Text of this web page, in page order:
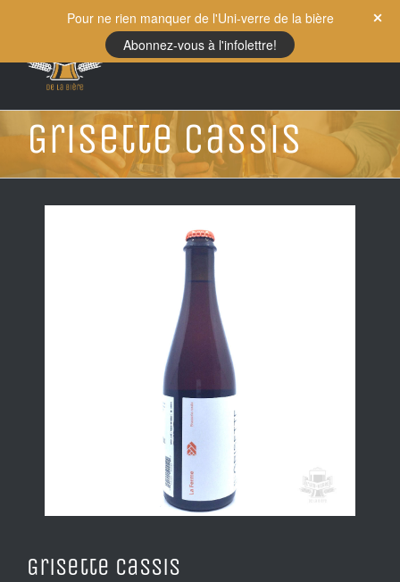
content
Grisette Cassis
Grisette Cassis
Pour ne rien manquer de l'Uni-verre de la bière
Abonnez-vous à l'infolettre!